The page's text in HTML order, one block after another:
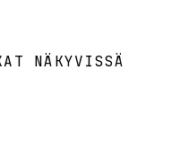
NÄKYVISSÄ